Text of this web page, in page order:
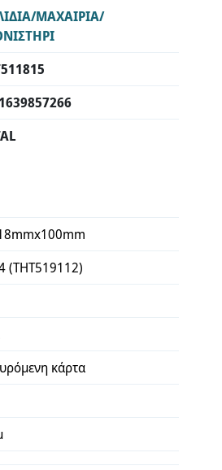
ΜΑΧΑΙΡΙΑ/
(THT519112)
κάρτα